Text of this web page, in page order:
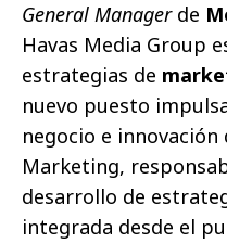
General Managerde
Havas Media Group
estrategias de
nuevo puesto
negocio e
Marketing,
desarrollo de
integrada desde el